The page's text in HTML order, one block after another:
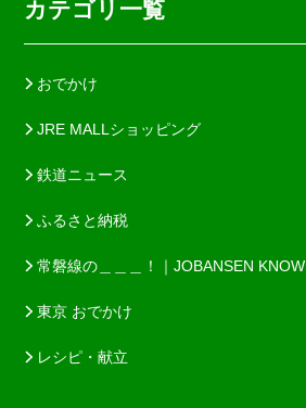
カテゴリ一覧
おでかけ
JRE MALLショッピング
鉄道ニュース
ふるさと納税
常磐線の＿＿＿！｜JOBANSEN KNOW
東京 おでかけ
レシピ・献立